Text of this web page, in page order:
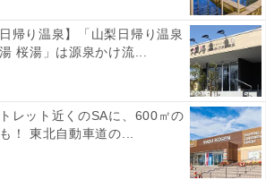
帰り温泉】「山梨日帰り温泉
桜湯」は源泉かけ流...
レット近くのSAに、600㎡の
！ 東北自動車道の...